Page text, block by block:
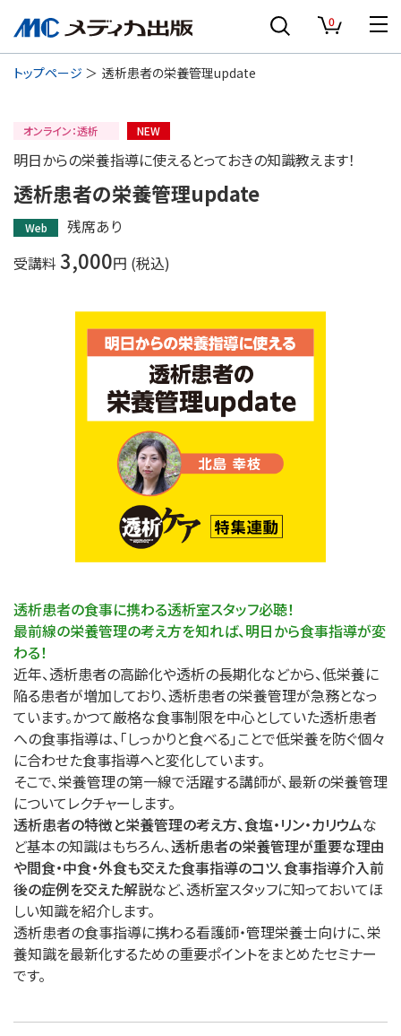
0
トップページ 透析患者の栄養管理update
オンライン：透析 NEW
明日からの栄養指導に使えるとっておきの知識教えます！
透析患者の栄養管理update
Web
残席あり
受講料 3,000円 (税込)
透析患者の食事に携わる透析室スタッフ必聴！
最前線の栄養管理の考え方を知れば、明日から食事指導が変
わる！
近年、透析患者の高齢化や透析の長期化などから、低栄養に
陥る患者が増加しており、透析患者の栄養管理が急務となっ
ています。かつて厳格な食事制限を中心としていた透析患者
への食事指導は、「しっかりと食べる」ことで低栄養を防ぐ個々
に合わせた食事指導へと変化しています。
そこで、栄養管理の第一線で活躍する講師が、最新の栄養管理
についてレクチャーします。
透析患者の特徴と栄養管理の考え方、食塩・リン・カリウムな
ど基本の知識はもちろん、透析患者の栄養管理が重要な理由
や間食・中食・外食も交えた食事指導のコツ、食事指導介入前
後の症例を交えた解説など、透析室スタッフに知っておいてほ
しい知識を紹介します。
透析患者の食事指導に携わる看護師・管理栄養士向けに、栄
養知識を最新化するための重要ポイントをまとめたセミナー
です。